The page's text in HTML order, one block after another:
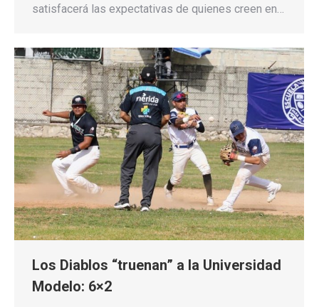
satisfacerá las expectativas de quienes creen en…
Los Diablos “truenan” a la Universidad
Modelo: 6×2